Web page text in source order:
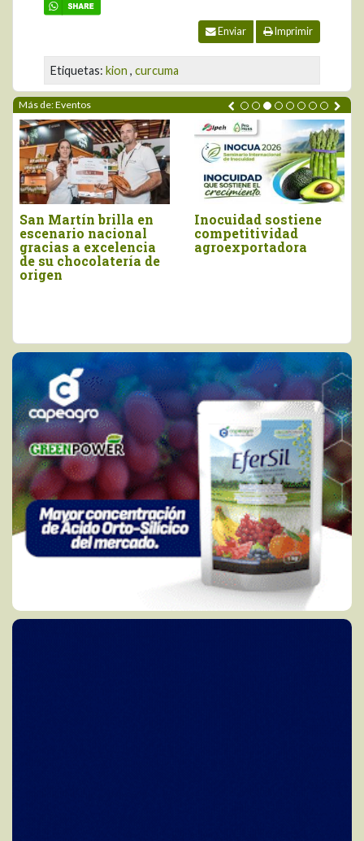
Enviar Imprimir
Etiquetas: kion , curcuma
Más de: Eventos
San Martín brilla en
escenario nacional
gracias a excelencia
de su chocolatería de
origen
Inocuidad sostiene
competitividad
agroexportadora